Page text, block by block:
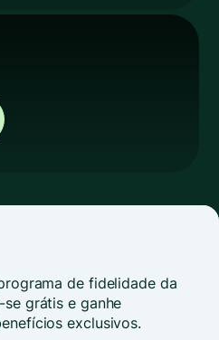
de fidelidade da
grátis e ganhe
exclusivos.